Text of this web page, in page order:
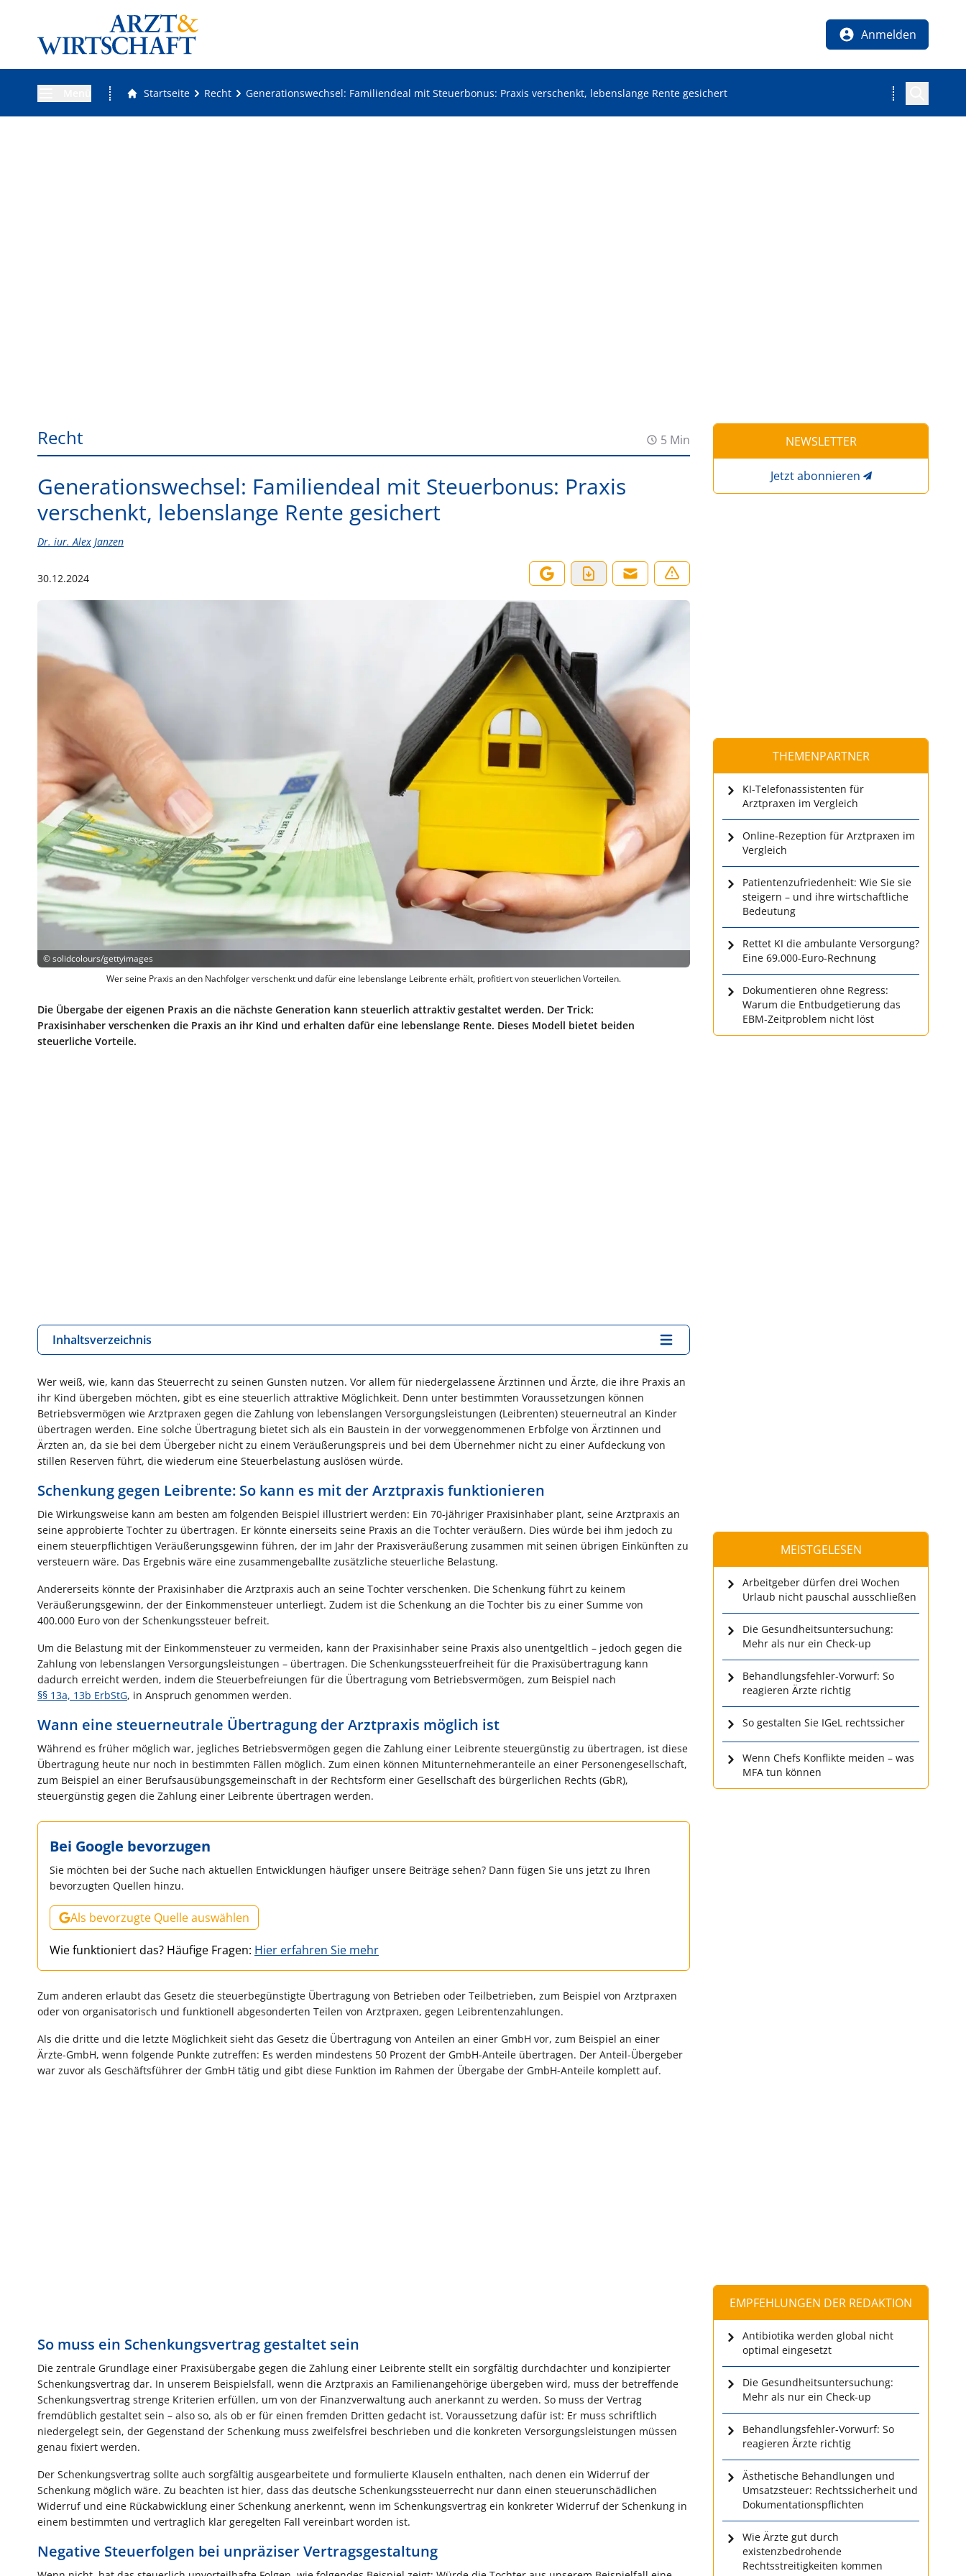
Anmelden
Startseite Recht Generationswechsel: Familiendeal mit Steuerbonus: Praxis verschenkt, lebenslange Rente gesichert
Recht 5 Min
Generationswechsel: Familiendeal mit Steuerbonus: Praxis
verschenkt, lebenslange Rente gesichert
Dr. iur. Alex Janzen
30.12.2024
©solidcolours/gettyimages
Wer seine Praxis an den Nachfolger verschenkt und dafür eine lebenslange Leibrente erhält, profitiert von steuerlichen Vorteilen.
Die Übergabe der eigenen Praxis an die nächste Generation kann steuerlich attraktiv gestaltet werden. Der Trick:
Praxisinhaber verschenken die Praxis an ihr Kind und erhalten dafür eine lebenslange Rente. Dieses Modell bietet beiden
steuerliche Vorteile.
Inhaltsverzeichnis
Wer weiß, wie, kann das Steuerrecht zu seinen Gunsten nutzen. Vor allem für niedergelassene Ärztinnen und Ärzte, die ihre Praxis an
ihr Kind übergeben möchten, gibt es eine steuerlich attraktive Möglichkeit. Denn unter bestimmten Voraussetzungen können
Betriebsvermögen wie Arztpraxen gegen die Zahlung von lebenslangen Versorgungsleistungen (Leibrenten) steuerneutral an Kinder
übertragen werden. Eine solche Übertragung bietet sich als ein Baustein in der vorweggenommenen Erbfolge von Ärztinnen und
Ärzten an, da sie bei dem Übergeber nicht zu einem Veräußerungspreis und bei dem Übernehmer nicht zu einer Aufdeckung von
stillen Reserven führt, die wiederum eine Steuerbelastung auslösen würde.
Schenkung gegen Leibrente: So kann es mit der Arztpraxis funktionieren
Die Wirkungsweise kann am besten am folgenden Beispiel illustriert werden: Ein 70-jähriger Praxisinhaber plant, seine Arztpraxis an
seine approbierte Tochter zu übertragen. Er könnte einerseits seine Praxis an die Tochter veräußern. Dies würde bei ihm jedoch zu
einem steuerpflichtigen Veräußerungsgewinn führen, der im Jahr der Praxisveräußerung zusammen mit seinen übrigen Einkünften zu
versteuern wäre. Das Ergebnis wäre eine zusammengeballte zusätzliche steuerliche Belastung.
Andererseits könnte der Praxisinhaber die Arztpraxis auch an seine Tochter verschenken. Die Schenkung führt zu keinem
Veräußerungsgewinn, der der Einkommensteuer unterliegt. Zudem ist die Schenkung an die Tochter bis zu einer Summe von
400.000 Euro von der Schenkungssteuer befreit.
Um die Belastung mit der Einkommensteuer zu vermeiden, kann der Praxisinhaber seine Praxis also unentgeltlich – jedoch gegen die
Zahlung von lebenslangen Versorgungsleistungen – übertragen. Die Schenkungssteuerfreiheit für die Praxisübertragung kann
dadurch erreicht werden, indem die Steuerbefreiungen für die Übertragung vom Betriebsvermögen, zum Beispiel nach
§§ 13a, 13b ErbStG, in Anspruch genommen werden.
Wann eine steuerneutrale Übertragung der Arztpraxis möglich ist
Während es früher möglich war, jegliches Betriebsvermögen gegen die Zahlung einer Leibrente steuergünstig zu übertragen, ist diese
Übertragung heute nur noch in bestimmten Fällen möglich. Zum einen können Mitunternehmeranteile an einer Personengesellschaft,
zum Beispiel an einer Berufsausübungsgemeinschaft in der Rechtsform einer Gesellschaft des bürgerlichen Rechts (GbR),
steuergünstig gegen die Zahlung einer Leibrente übertragen werden.
Bei Google bevorzugen
Sie möchten bei der Suche nach aktuellen Entwicklungen häufiger unsere Beiträge sehen? Dann fügen Sie uns jetzt zu Ihren
bevorzugten Quellen hinzu.
Als bevorzugte Quelle auswählen
Wie funktioniert das? Häufige Fragen: Hier erfahren Sie mehr
Zum anderen erlaubt das Gesetz die steuerbegünstigte Übertragung von Betrieben oder Teilbetrieben, zum Beispiel von Arztpraxen
oder von organisatorisch und funktionell abgesonderten Teilen von Arztpraxen, gegen Leibrentenzahlungen.
Als die dritte und die letzte Möglichkeit sieht das Gesetz die Übertragung von Anteilen an einer GmbH vor, zum Beispiel an einer
Ärzte-GmbH, wenn folgende Punkte zutreffen: Es werden mindestens 50 Prozent der GmbH-Anteile übertragen. Der Anteil-Übergeber
war zuvor als Geschäftsführer der GmbH tätig und gibt diese Funktion im Rahmen der Übergabe der GmbH-Anteile komplett auf.
So muss ein Schenkungsvertrag gestaltet sein
Die zentrale Grundlage einer Praxisübergabe gegen die Zahlung einer Leibrente stellt ein sorgfältig durchdachter und konzipierter
Schenkungsvertrag dar. In unserem Beispielsfall, wenn die Arztpraxis an Familienangehörige übergeben wird, muss der betreffende
Schenkungsvertrag strenge Kriterien erfüllen, um von der Finanzverwaltung auch anerkannt zu werden. So muss der Vertrag
fremdüblich gestaltet sein – also so, als ob er für einen fremden Dritten gedacht ist. Voraussetzung dafür ist: Er muss schriftlich
niedergelegt sein, der Gegenstand der Schenkung muss zweifelsfrei beschrieben und die konkreten Versorgungsleistungen müssen
genau fixiert werden.
Der Schenkungsvertrag sollte auch sorgfältig ausgearbeitete und formulierte Klauseln enthalten, nach denen ein Widerruf der
Schenkung möglich wäre. Zu beachten ist hier, dass das deutsche Schenkungssteuerrecht nur dann einen steuerunschädlichen
Widerruf und eine Rückabwicklung einer Schenkung anerkennt, wenn im Schenkungsvertrag ein konkreter Widerruf der Schenkung in
einem bestimmten und vertraglich klar geregelten Fall vereinbart worden ist.
Negative Steuerfolgen bei unpräziser Vertragsgestaltung
NEWSLETTER
Jetzt abonnieren
THEMENPARTNER
KI-Telefonassistenten für
Arztpraxen im Vergleich
Online-Rezeption für Arztpraxen im
Vergleich
Patientenzufriedenheit: Wie Sie sie
steigern – und ihre wirtschaftliche
Bedeutung
Rettet KI die ambulante Versorgung?
Eine 69.000-Euro-Rechnung
Dokumentieren ohne Regress:
Warum die Entbudgetierung das
EBM-Zeitproblem nicht löst
MEISTGELESEN
Arbeitgeber dürfen drei Wochen
Urlaub nicht pauschal ausschließen
Die Gesundheitsuntersuchung:
Mehr als nur ein Check-up
Behandlungsfehler-Vorwurf: So
reagieren Ärzte richtig
So gestalten Sie IGeL rechtssicher
Wenn Chefs Konflikte meiden – was
MFA tun können
EMPFEHLUNGEN DER REDAKTION
Antibiotika werden global nicht
optimal eingesetzt
Die Gesundheitsuntersuchung:
Mehr als nur ein Check-up
Behandlungsfehler-Vorwurf: So
reagieren Ärzte richtig
Ästhetische Behandlungen und
Umsatzsteuer: Rechtssicherheit und
Dokumentationspflichten
Wie Ärzte gut durch
existenzbedrohende
Rechtsstreitigkeiten kommen